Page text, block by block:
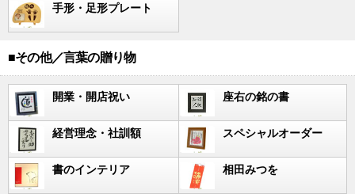
手形・足形プレート
■その他／言葉の贈り物
開業・開店祝い 座右の銘の書
経営理念・社訓額 スペシャルオーダー
書のインテリア 相田みつを